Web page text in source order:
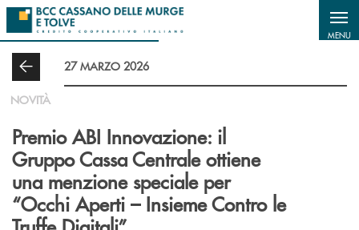
Salta al contenuto principale
MENU
27 MARZO 2026
NOVITÀ
Premio ABI Innovazione: il
Gruppo Cassa Centrale ottiene
una menzione speciale per
“Occhi Aperti – Insieme Contro le